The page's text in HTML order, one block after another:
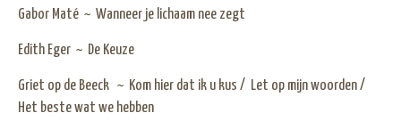
Gabor Maté ~ Wanneer je lichaam nee zegt
Edith Eger ~ De Keuze
Griet op de Beeck ~ Kom hier dat ik u kus / Let op mijn woorden /
Het beste wat we hebben